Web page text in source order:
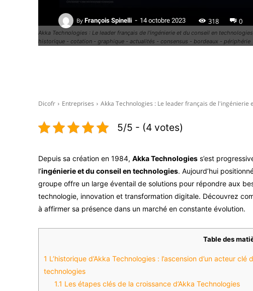
Akka Technologies : Le leader français de l'ingénierie et du conseil en
historique - cotation - graphique - actualités - consensus - bordeaux - périphérie
By François Spinelli - 14 octobre 2023 318 0
Dicofr Entreprises Akka Technologies : Le leader français de l'ingénierie
5/5 - (4 votes)
Depuis sa création en 1984, Akka Technologies s’est
l’ingénierie et du conseil en technologies. Aujourd’hui
groupe offre un large éventail de solutions pour répondre aux
technologie, innovation et transformation digitale. Découvrez
à affirmer sa présence dans un marché en constante évolution.
Table des
1 L’historique d’Akka Technologies : l’ascension d’un acteur
technologies
1.1 Les étapes clés de la croissance d’Akka Technologies